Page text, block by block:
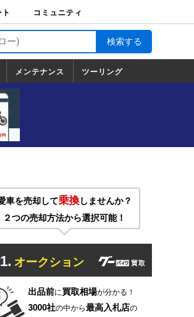
コミュニティ
メンテナンス ツーリング
車を売却して乗換しませんか？
２つの売却方法から選択可能！
1. オークション
出品前に買取相場が分かる！
3000社の中から最高入札店の